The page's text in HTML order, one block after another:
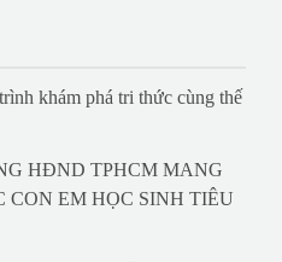
khám phá tri thức cùng thế
HĐND TPHCM MANG
EM HỌC SINH TIÊU